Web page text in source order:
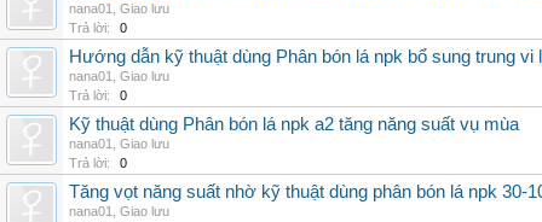
nana01
Giao lưu
Trả lời:
0
Hướng dẫn kỹ thuật dùng Phân bón lá npk bổ sung trung vi
nana01
Giao lưu
Trả lời:
0
Kỹ thuật dùng Phân bón lá npk a2 tăng năng suất vụ mùa
nana01
Giao lưu
Trả lời:
0
Tăng vọt năng suất nhờ kỹ thuật dùng phân bón lá npk 30-
nana01
Giao lưu